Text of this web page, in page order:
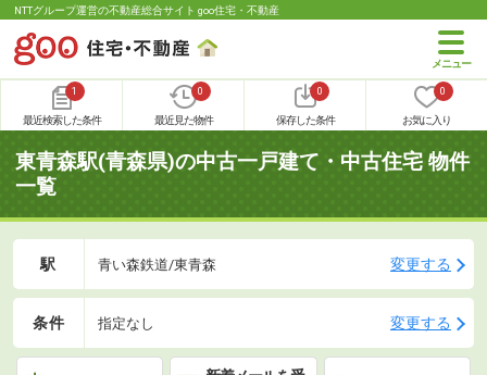
NTTグループ運営の不動産総合サイト goo住宅・不動産
1
最近検索した条件
0
最近見た物件
0
保存した条件
0
お気に入り
東青森駅(青森県)の中古一戸建て・中古住宅 物件
一覧
駅 青い森鉄道/東青森 変更する
条件 指定なし 変更する